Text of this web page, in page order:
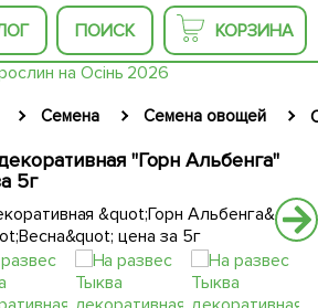
ПОИСК КОРЗИНА
Семена Семена овощей
"Горн Альбенга"
5г